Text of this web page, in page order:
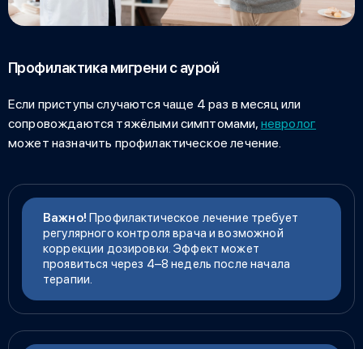
Профилактика мигрени с аурой
Если приступы случаются чаще 4 раз в месяц или
сопровождаются тяжёлыми симптомами, невролог
может назначить профилактическое лечение.
Важно! Профилактическое лечение требует
регулярного контроля врача и возможной
коррекции дозировки. Эффект может
проявиться через 4–8 недель после начала
терапии.